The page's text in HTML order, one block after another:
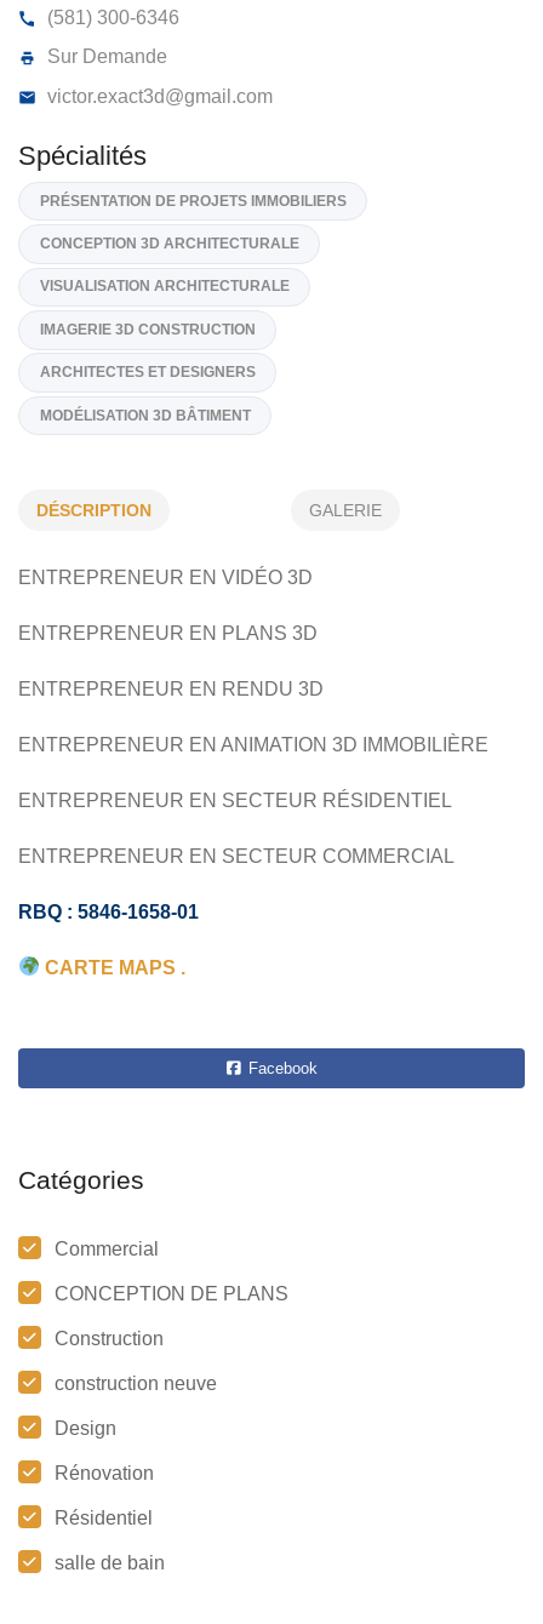
EXACT 3D
820, Rue Jean-Noël, Québec
(581) 300-6346
Sur Demande
victor.exact3d@gmail.com
Spécialités
PRÉSENTATION DE PROJETS IMMOBILIERS
VISUALISATION ARCHITECTURALE
MODÉLISATION 3D BÂTIMENT
DÉSCRIPTION GALERIE
ENTREPRENEUR EN VIDÉO 3D
ENTREPRENEUR EN PLANS 3D
ENTREPRENEUR EN RENDU 3D
ENTREPRENEUR EN ANIMATION 3D IMMOBILIÈRE
ENTREPRENEUR EN SECTEUR RÉSIDENTIEL
ENTREPRENEUR EN SECTEUR COMMERCIAL
RBQ : 5846-1658-01
CARTE MAPS .
Facebook
Catégories
Commercial
CONCEPTION DE PLANS
Construction
construction neuve
Design
Rénovation
Résidentiel
salle de bain